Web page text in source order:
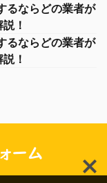
るならどの業者が
！
るならどの業者が
！